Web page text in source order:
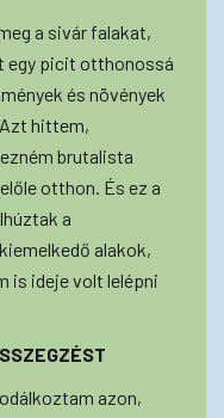
a sivár falakat,
egy picit otthonossá
és növények
hittem,
brutalista
otthon. És ez a
a
alakok,
is ideje volt lelépni
azon,